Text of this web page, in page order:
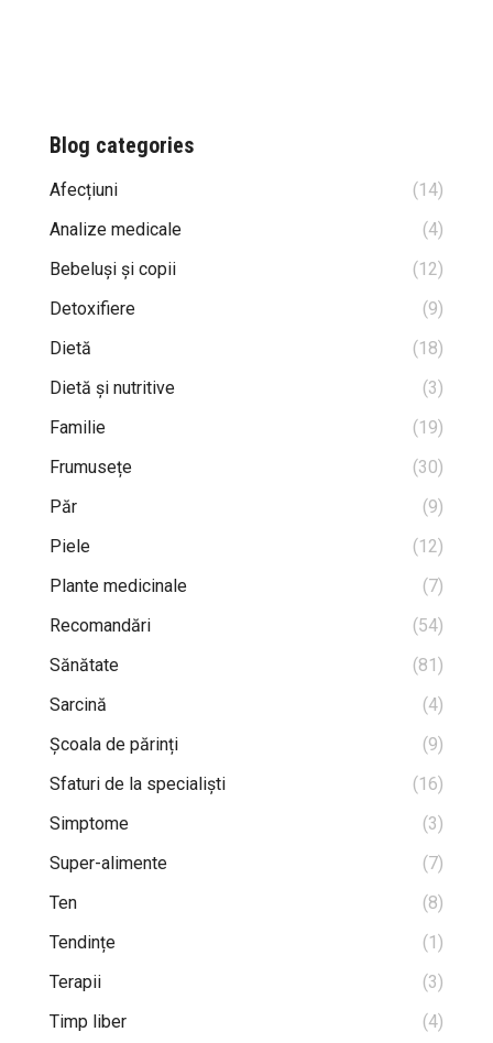
Blog categories
Afecțiuni
(14)
Analize medicale
(4)
Bebeluși și copii
(12)
Detoxifiere
(9)
Dietă
(18)
Dietă și nutritive
(3)
Familie
(19)
Frumusețe
(30)
Păr
(9)
Piele
(12)
Plante medicinale
(7)
Recomandări
(54)
Sănătate
(81)
Sarcină
(4)
Școala de părinți
(9)
Sfaturi de la specialiști
(16)
Simptome
(3)
Super-alimente
(7)
Ten
(8)
Tendințe
(1)
Terapii
(3)
Timp liber
(4)